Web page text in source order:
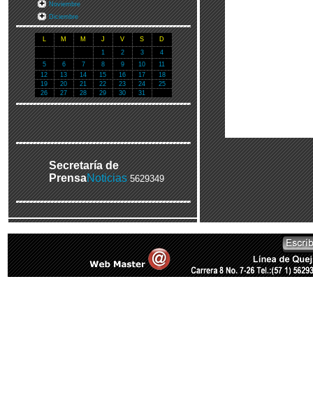
Noviembre
Diciembre
L M M J V S
D
1
2 3
4
5
6 7 8 9 10
11
12
13 14 15 16 17
18
19
20 21 22 23 24
25
26
27 28 29 30 31
Secretaría de
PrensaNoticias 5629349